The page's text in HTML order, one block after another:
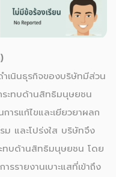
เนินธุรกิจของบริษัทมีส่วน
ระทบด้านสิทธิมนุษยชน
ารแก้ไขและเยียวยาผลก
ม และโปร่งใส บริษัทจึง
ทบด้านสิทธิมนุษยชน โดย
รรายงานเบาะแสที่เข้าถึง